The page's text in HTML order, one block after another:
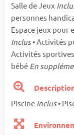
Salle de Jeux
personnes
Espace jeux pour
Inclus• Activités
Activités sportives
bébé En
Piscine Inclus•